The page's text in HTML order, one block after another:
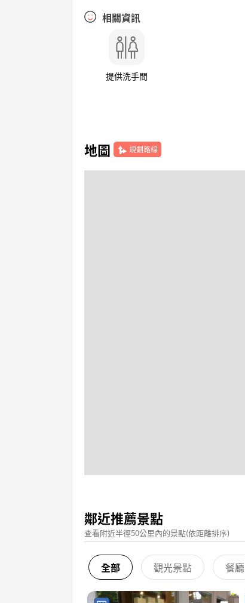
相關資訊
提供洗手間
地圖 規劃路線
鄰近推薦景點
查看附近半徑50公里內的景點(依距離排序)
全部 觀光景點 餐廳